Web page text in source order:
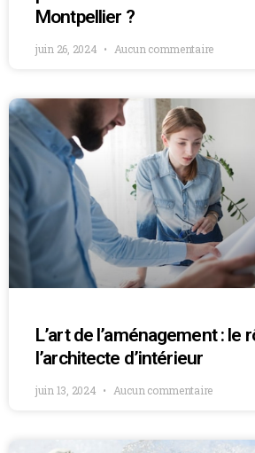
Montpellier ?
juin 26, 2024 Aucun commentaire
L’art de l’aménagement : le
l’architecte d’intérieur
juin 13, 2024 Aucun commentaire